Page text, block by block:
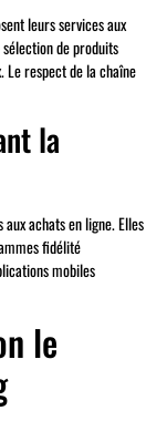
leurs services aux
de produits
Le respect de la chaîne
la
achats en ligne. Elles
fidélité
mobiles
le